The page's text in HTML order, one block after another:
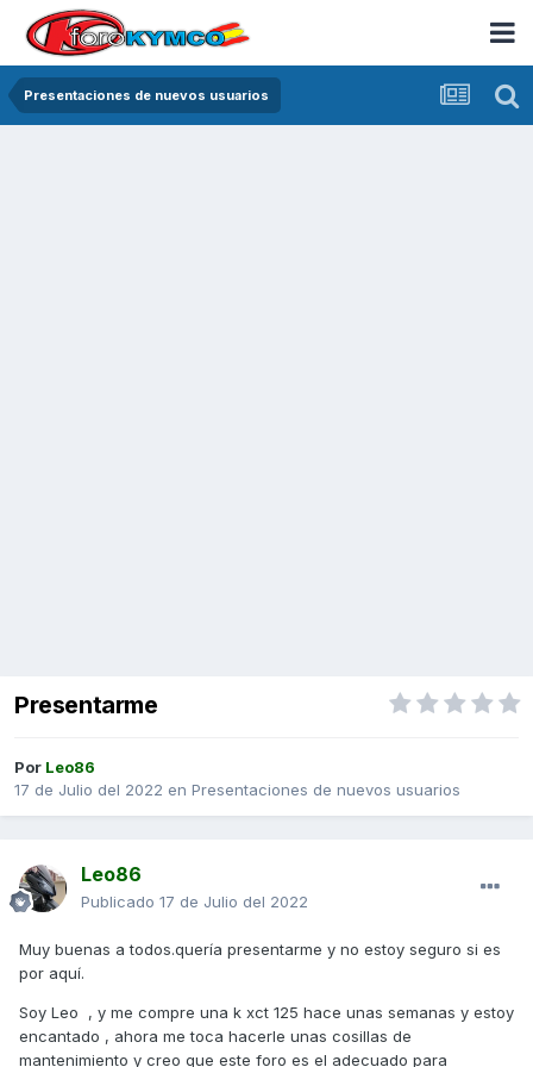
Presentaciones de nuevos usuarios
Presentarme
Por Leo86
17 de Julio del 2022 en Presentaciones de nuevos usuarios
Leo86
Publicado 17 de Julio del 2022
Muy buenas a todos.quería presentarme y no estoy seguro si es
por aquí.
Soy Leo , y me compre una k xct 125 hace unas semanas y estoy
encantado , ahora me toca hacerle unas cosillas de
mantenimiento y creo que este foro es el adecuado para